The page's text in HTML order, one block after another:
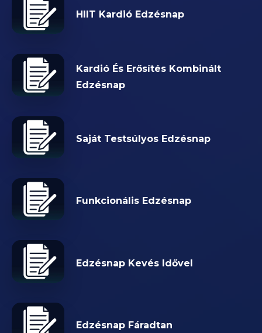
HIIT Kardió Edzésnap
Kardió És Erősítés Kombinált
Edzésnap
Saját Testsúlyos Edzésnap
Funkcionális Edzésnap
Edzésnap Kevés Idővel
Edzésnap Fáradtan